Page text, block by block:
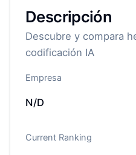
Descripción
Descubre y compara
codificación IA
Empresa
N/D
Current Ranking